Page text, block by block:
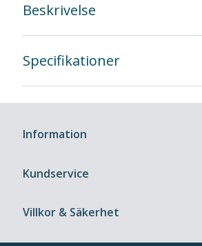
Beskrivelse
Specifikationer
Information
Kundservice
Villkor & Säkerhet